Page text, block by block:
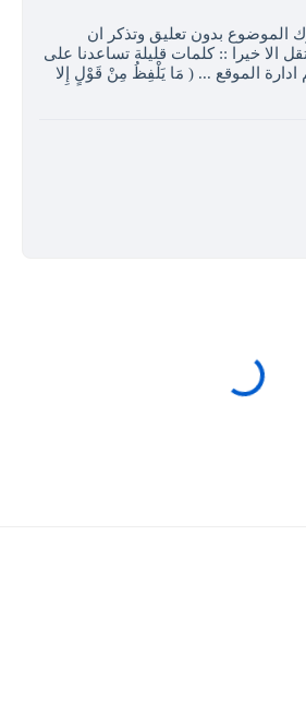
الموضوع بدون تعليق وتذكر ان
الا خيرا :: كلمات قليلة تساعدنا على
ادارة الموقع ... ( مَا يَلْفِظُ مِنْ قَوْلٍ إِلا